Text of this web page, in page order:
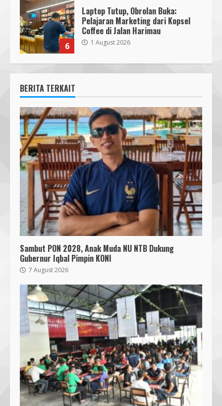
6
Laptop Tutup, Obrolan Buka:
Pelajaran Marketing dari Kopsel
Coffee di Jalan Harimau
1 August 2026
BERITA TERKAIT
Sambut PON 2028, Anak Muda NU NTB Dukung
Gubernur Iqbal Pimpin KONI
7 August 2026